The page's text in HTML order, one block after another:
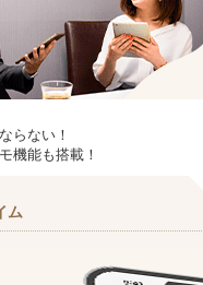
らない！
機能も搭載！
ム